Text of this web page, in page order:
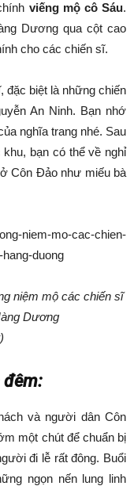
viếng mộ cô Sáu.
Dương qua cột cao
cho các chiến sĩ.
đặc biệt là những chiến
An Ninh. Bạn nhớ
nghĩa trang nhé. Sau
bạn có thể về nghỉ
Côn Đảo như miếu bà
niệm mộ các chiến sĩ
Dương
đêm:
và người dân Côn
một chút để chuẩn bị
đi lễ rất đông. Buổi
ngọn nến lung linh